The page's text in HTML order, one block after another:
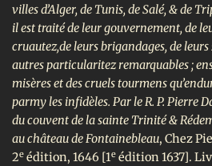
villes d’Alger, de Tunis, de Salé, & de
il est traité de leur gouvernement, de
cruautez,de leurs brigandages, de
autres particularitez remarquables ;
misères et des cruels tourmens
parmy les infidèles. Par le R. P. Pierre
du couvent de la sainte Trinité &
au château de Fontainebleau, Chez
2e édition, 1646 [1e édition 1637].